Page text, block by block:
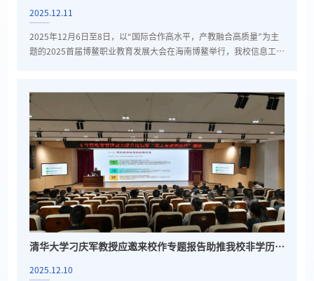
2025.12.11
2025年12月6日至8日，以“国际合作高水平，产教融合高质量”为主
题的2025首届博鳌职业教育发展大会在海南博鳌举行，我校信息工程
重要认可。 我校正式成为“新华三集团远洋计划”共建单位，该计划旨
在共同推动国际化数字技能人才培养体系与技术标准建设。此次入选
标志着我校大数据技术专业在“职教出海”...
清华大学刁庆军教授应邀来校作专题报告助推我校非学历教
2025.12.10